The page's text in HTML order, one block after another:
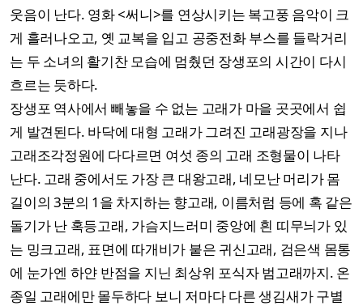
웃음이 난다. 영화 <써니>를 연상시키는 복고풍 음악이 크
게 흘러나오고, 옛 교복을 입고 공중전화 부스를 들락거리
는 두 소녀의 활기찬 모습에 멈췄던 장생포의 시간이 다시
흐르는 듯하다.
장생포 역사에서 빼놓을 수 없는 고래가 마을 곳곳에서 쉽
게 발견된다. 바닥에 대형 고래가 그려진 고래광장을 지나
고래조각정원에 다다르면 여섯 종의 고래 조형물이 나타
난다. 고래 중에서도 가장 큰 대왕고래, 네모난 머리가 몸
길이의 3분의 1을 차지하는 향고래, 이름처럼 등에 혹 같은
돌기가 난 혹등고래, 가슴지느러미 중앙에 흰 띠무늬가 있
는 밍크고래, 표면에 따개비가 붙은 귀신고래, 검은색 몸통
에 눈가엔 하얀 반점을 지닌 최상위 포식자 범고래까지. 온
종일 고래에만 몰두하다 보니 저마다 다른 생김새가 구별